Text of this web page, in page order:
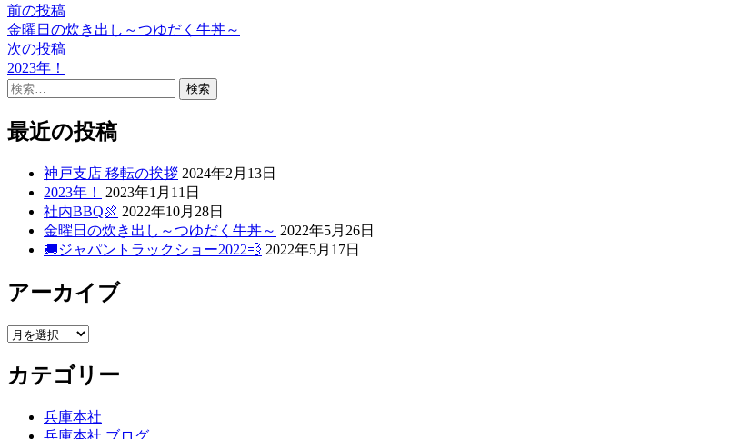
投
稿
ナ
ビ
ゲ
前の投稿前
の
投
金曜日の炊き出し～つゆだく牛丼～
次の投稿次
2023年！
検
最近の投稿
神戸支店 移転の挨拶 2024年2月13日
2023年！
2023年1月11日
社内BBQ🍖 2022年10月28日
金曜日の炊き出し～つゆだく牛丼～ 2022年5月26日
🚚ジャパントラックショー2022💨 2022年5月17日
アーカイブ
ア
カ
イ
カテゴリー
兵庫本社
兵庫本社 ブログ